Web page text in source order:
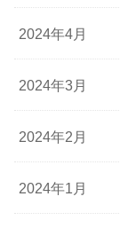
2024年4月
2024年3月
2024年2月
2024年1月